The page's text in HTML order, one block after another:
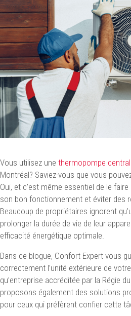
Vous utilisez une thermopompe
Montréal? Saviez-vous que vous
Oui, et c’est même essentiel de le
son bon fonctionnement et éviter des
Beaucoup de propriétaires ignorent
prolonger la durée de vie de leur
efficacité énergétique optimale.
Dans ce blogue, Confort Expert vous
correctement l’unité extérieure de
qu’entreprise accréditée par la Régie
proposons également des solutions
pour ceux qui préfèrent confier cette